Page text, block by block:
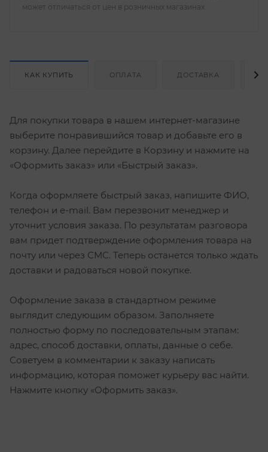
может отличаться от цен в розничных магазинах
КАК КУПИТЬ ОПЛАТА ДОСТАВКА
Для покупки товара в нашем интернет-магазине
выберите понравившийся товар и добавьте его в
корзину. Далее перейдите в Корзину и нажмите на
«Оформить заказ» или «Быстрый заказ».
Когда оформляете быстрый заказ, напишите ФИО,
телефон и e-mail. Вам перезвонит менеджер и
уточнит условия заказа. По результатам разговора
вам придет подтверждение оформления товара на
почту или через СМС. Теперь останется только ждать
доставки и радоваться новой покупке.
Оформление заказа в стандартном режиме
выглядит следующим образом. Заполняете
полностью форму по последовательным этапам:
адрес, способ доставки, оплаты, данные о себе.
Советуем в комментарии к заказу написать
информацию, которая поможет курьеру вас найти.
Нажмите кнопку «Оформить заказ».